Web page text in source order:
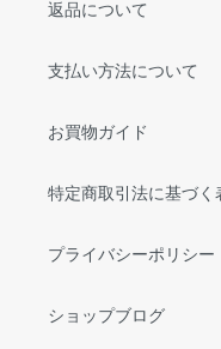
返品について
支払い方法について
お買物ガイド
特定商取引法に基づく
プライバシーポリシー
ショップブログ